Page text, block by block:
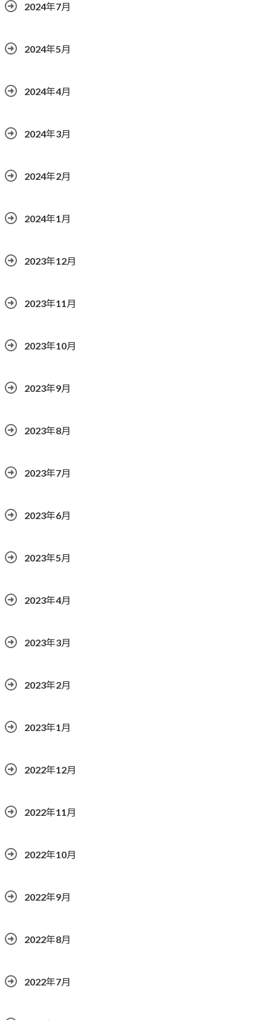
2024年7月
2024年5月
2024年4月
2024年3月
2024年2月
2024年1月
2023年12月
2023年11月
2023年10月
2023年9月
2023年8月
2023年7月
2023年6月
2023年5月
2023年4月
2023年3月
2023年2月
2023年1月
2022年12月
2022年11月
2022年10月
2022年9月
2022年8月
2022年7月